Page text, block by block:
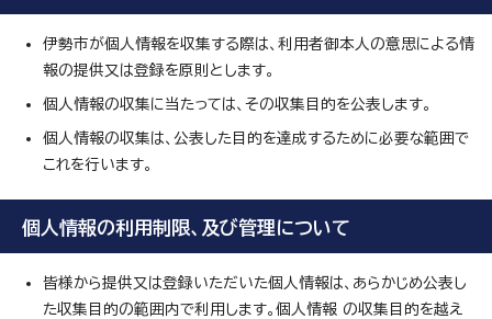
伊勢市が個人情報を収集する際は、利用者御本人の意思による情
報の提供又は登録を原則とします。
個人情報の収集に当たっては、その収集目的を公表します。
個人情報の収集は、公表した目的を達成するために必要な範囲で
これを行います。
個人情報の利用制限、及び管理について
皆様から提供又は登録いただいた個人情報は、あらかじめ公表し
た収集目的の範囲内で利用します。個人情報 の収集目的を越え